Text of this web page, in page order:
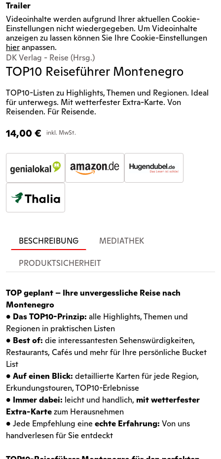
Trailer
Videoinhalte werden aufgrund Ihrer aktuellen Cookie-
Einstellungen nicht wiedergegeben. Um Videoinhalte
anzeigen zu lassen können Sie Ihre Cookie-Einstellungen
hieranpassen.
DK Verlag - Reise (Hrsg.)
TOP10 Reiseführer Montenegro
TOP10-Listen zu Highlights, Themen und Regionen. Ideal
für unterwegs. Mit wetterfester Extra-Karte. Von
Reisenden. Für Reisende.
14,00€ inkl. MwSt.
BESCHREIBUNG MEDIATHEK
PRODUKTSICHERHEIT
TOP geplant – Ihre unvergessliche Reise nach
Montenegro
• Das TOP10-Prinzip: alle Highlights, Themen und
Regionen in praktischen Listen
• Best of: die interessantesten Sehenswürdigkeiten,
Restaurants, Cafés und mehr für Ihre persönliche Bucket
List
• Auf einen Blick: detaillierte Karten für jede Region,
Erkundungstouren, TOP10-Erlebnisse
• Immer dabei: leicht und handlich, mit wetterfester
Extra-Kartezum Herausnehmen
• Jede Empfehlung eine echte Erfahrung: Von uns
handverlesen für Sie entdeckt